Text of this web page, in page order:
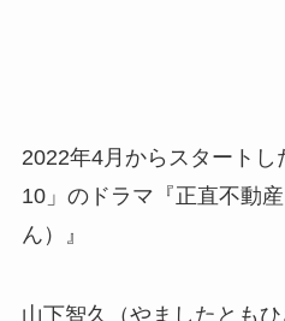
2022年4月からスタートし
10」のドラマ『正直不動
ん）』
山下智久（やましたとも